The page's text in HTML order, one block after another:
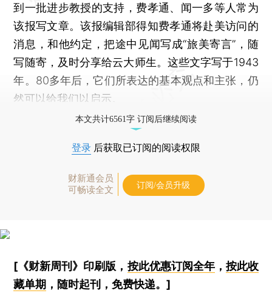
到一批进步教授的支持，费孝通、闻一多等人常为
该报写文章。该报编辑部得知费孝通将赴美访问的
消息，和他约定，把途中见闻写成“旅美寄言”，随
写随寄，及时分享给云大师生。这些文字写于1943
年。80多年后，它们所表达的基本观点和主张，仍
然可以给我们以启示。
本文共计6561字 订阅后继续阅读
登录 后获取已订阅的阅读权限
财新通会员
可畅读全文
订阅/会员升级
[《财新周刊》印刷版， 按此优惠订阅全年， 按此收
藏单期 ，随时起刊，免费快递。]